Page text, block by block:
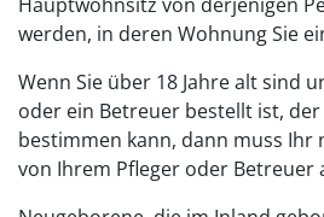
werden, in deren Wohnung Sie
Wenn Sie über 18 Jahre alt sind
oder ein Betreuer bestellt ist,
bestimmen kann, dann muss Ihr
von Ihrem Pfleger oder Betreuer